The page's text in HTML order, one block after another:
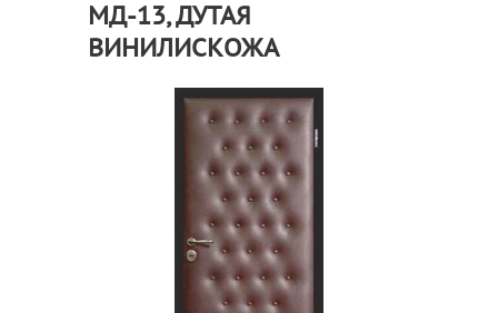
МД-13, ДУТАЯ
ВИНИЛИСКОЖА